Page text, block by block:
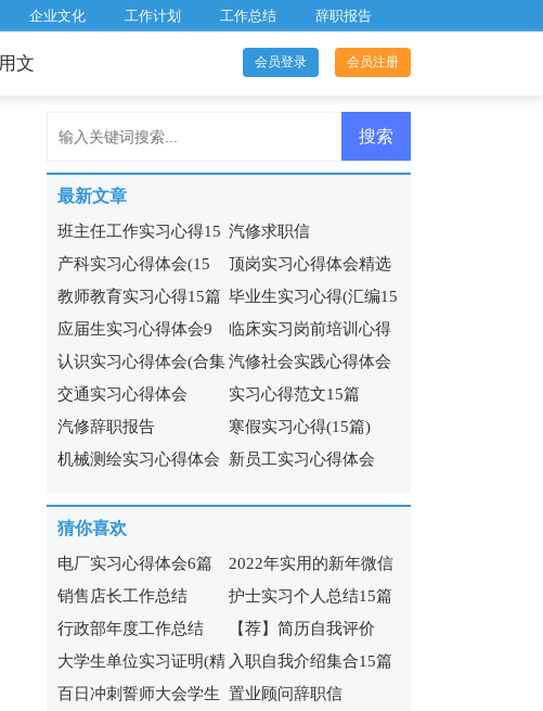
企业文化 工作计划 工作总结 辞职报告
文 会员登录 会员注册
最新文章
班主任工作实习心得15
篇
汽修求职信
产科实习心得体会(15
篇)
顶岗实习心得体会精选
15篇
教师教育实习心得15篇 毕业生实习心得(汇编15
篇)
应届生实习心得体会9
篇
临床实习岗前培训心得
体会
认识实习心得体会(合集
15篇)
汽修社会实践心得体会
(5篇)
交通实习心得体会
实习心得范文15篇
汽修辞职报告
寒假实习心得(15篇)
机械测绘实习心得体会
新员工实习心得体会
猜你喜欢
电厂实习心得体会6篇
2022年实用的新年微信
祝福语65句
销售店长工作总结
护士实习个人总结15篇
行政部年度工作总结
【荐】简历自我评价
大学生单位实习证明(精
选15篇)
入职自我介绍集合15篇
百日冲刺誓师大会学生 置业顾问辞职信